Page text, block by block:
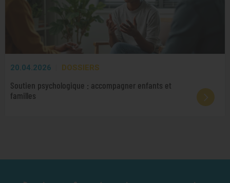
20.04.2026 DOSSIERS
Soutien psychologique : accompagner enfants et
familles